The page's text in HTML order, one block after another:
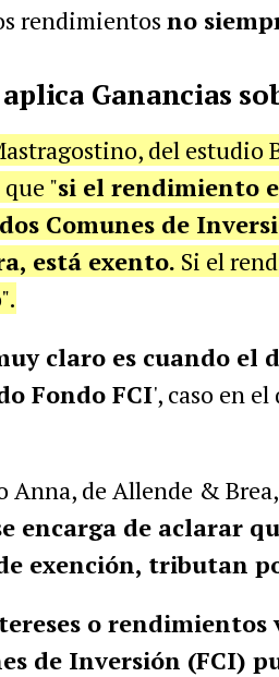
rendimientos no
Ganancias
del
que "si el rendimiento
Comunes de
está exento. Si el
claro es cuando el
Fondo FCI', caso en
Anna, de Allende &
encarga de aclarar
exención, tributan
o rendimientos
de Inversión (FCI)